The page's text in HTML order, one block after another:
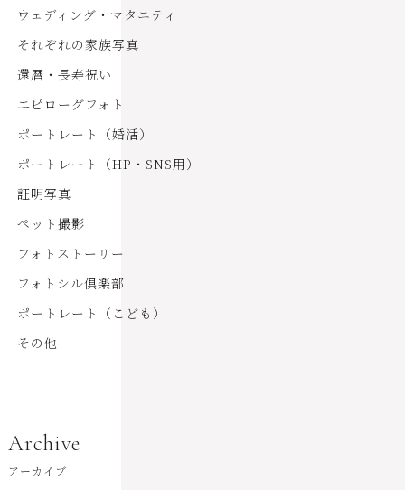
ウェディング・マタニティ
それぞれの家族写真
還暦・長寿祝い
エピローグフォト
ポートレート（婚活）
ポートレート（HP・SNS用）
証明写真
ペット撮影
フォトストーリー
フォトシル倶楽部
ポートレート（こども）
その他
Archive
アーカイブ